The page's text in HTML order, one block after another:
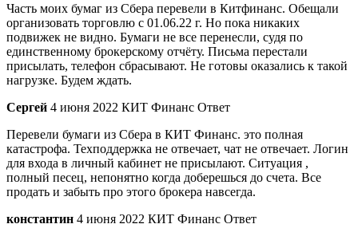
Часть моих бумаг из Сбера перевели в Китфинанс. Обещали
организовать торговлю с 01.06.22 г. Но пока никаких
подвижек не видно. Бумаги не все перенесли, судя по
единственному брокерскому отчёту. Письма перестали
присылать, телефон сбрасывают. Не готовы оказались к такой
нагрузке. Будем ждать.
Сергей 4 июня 2022 КИТ Финанс Ответ
Перевели бумаги из Сбера в КИТ Финанс. это полная
катастрофа. Техподдержка не отвечает, чат не отвечает. Логин
для входа в личный кабинет не присылают. Ситуация ,
полный песец, непонятно когда доберешься до счета. Все
продать и забыть про этого брокера навсегда.
константин 4 июня 2022 КИТ Финанс Ответ